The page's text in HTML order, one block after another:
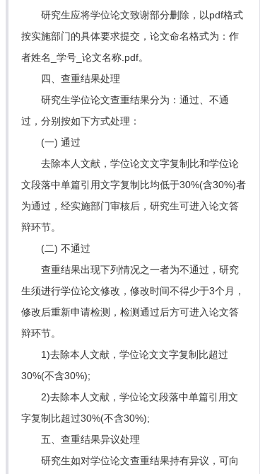
研究生应将学位论文致谢部分删除，以pdf格式
按实施部门的具体要求提交，论文命名格式为：作
者姓名_学号_论文名称.pdf。
四、查重结果处理
研究生学位论文查重结果分为：通过、不通
过，分别按如下方式处理：
(一) 通过
去除本人文献，学位论文文字复制比和学位论
文段落中单篇引用文字复制比均低于30%(含30%)者
为通过，经实施部门审核后，研究生可进入论文答
辩环节。
(二) 不通过
查重结果出现下列情况之一者为不通过，研究
生须进行学位论文修改，修改时间不得少于3个月，
修改后重新申请检测，检测通过后方可进入论文答
辩环节。
1)去除本人文献，学位论文文字复制比超过
30%(不含30%);
2)去除本人文献，学位论文段落中单篇引用文
字复制比超过30%(不含30%);
五、查重结果异议处理
研究生如对学位论文查重结果持有异议，可向